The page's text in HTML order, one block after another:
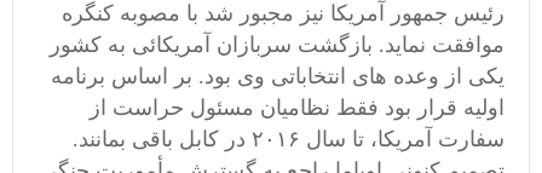
رئیس جمهور آمریکا نیز مجبور شد با مصوبه کنگره
موافقت نماید. بازگشت سربازان آمریکائی به کشور
یکی از وعده های انتخاباتی وی بود. بر اساس برنامه
اولیه قرار بود فقط نظامیان مسئول حراست از
سفارت آمریکا، تا سال ۲۰۱۶ در کابل باقی بمانند.